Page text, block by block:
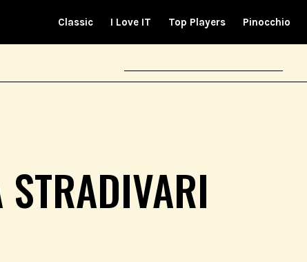
Classic I Love IT Top Players Pinocchio
STRADIVARI